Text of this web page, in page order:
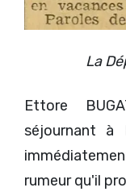
La
Ettore
séjournant à
rumeur qu'il